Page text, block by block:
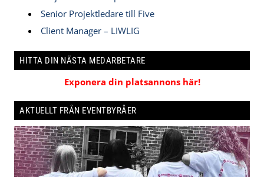
Senior Projektledare till Five
Client Manager – LIWLIG
HITTA DIN NÄSTA MEDARBETARE
Exponera din platsannons här!
AKTUELLT FRÅN EVENTBYRÅER